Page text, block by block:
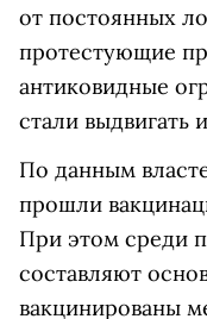
от постоянных
протестующие
антиковидные
стали выдвигать
По данным
прошли
При этом среди
составляют
вакцинированы